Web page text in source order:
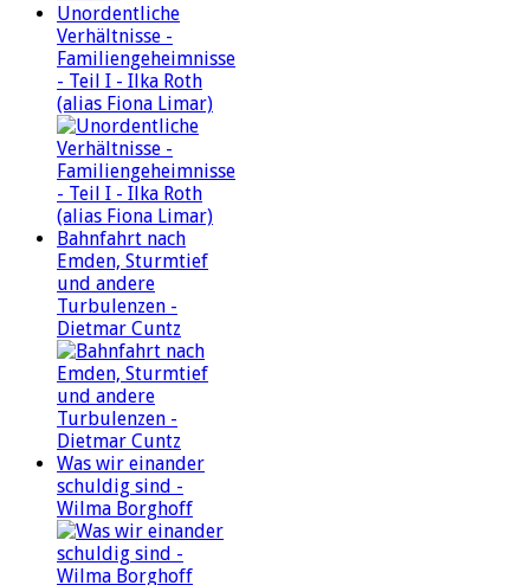
Unordentliche
Verhältnisse -
Familiengeheimnisse
- Teil I - Ilka Roth
(alias Fiona Limar)
Bahnfahrt nach
Emden, Sturmtief
und andere
Turbulenzen -
Dietmar Cuntz
Was wir einander
schuldig sind -
Wilma Borghoff